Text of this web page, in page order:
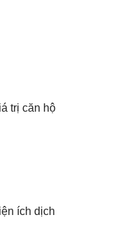
trị căn hộ
ích dịch